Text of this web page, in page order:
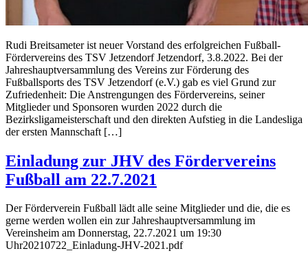
Rudi Breitsameter ist neuer Vorstand des erfolgreichen Fußball-
Fördervereins des TSV Jetzendorf Jetzendorf, 3.8.2022. Bei der
Jahreshauptversammlung des Vereins zur Förderung des
Fußballsports des TSV Jetzendorf (e.V.) gab es viel Grund zur
Zufriedenheit: Die Anstrengungen des Fördervereins, seiner
Mitglieder und Sponsoren wurden 2022 durch die
Bezirksligameisterschaft und den direkten Aufstieg in die Landesliga
der ersten Mannschaft […]
Einladung zur JHV des Fördervereins
Fußball am 22.7.2021
Der Förderverein Fußball lädt alle seine Mitglieder und die, die es
gerne werden wollen ein zur Jahreshauptversammlung im
Vereinsheim am Donnerstag, 22.7.2021 um 19:30
Uhr20210722_Einladung-JHV-2021.pdf